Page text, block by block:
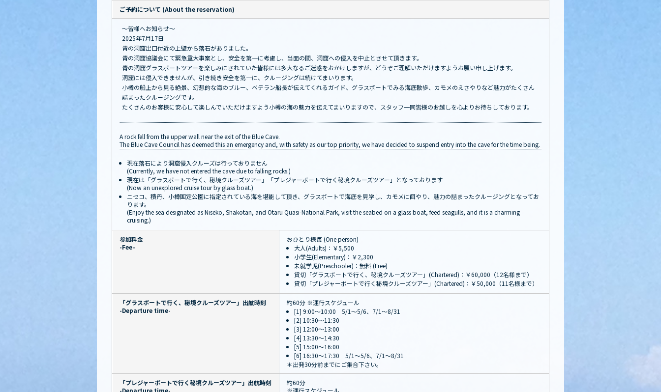
ご予約について (About the reservation)
～皆様へお知らせ～
2025年7月17日
青の洞窟出口付近の上壁から落石がありました。
青の洞窟協議会にて緊急重大事案とし、安全を第一に考慮し、当面の間、洞窟への侵入を中止とさせて頂きます。
青の洞窟グラスボートツアーを楽しみにされていた皆様には多大なるご迷惑をおかけしますが、どうぞご理解いただけますようお願い申し上げます。
洞窟には侵入できませんが、引き続き安全を第一に、クルージングは続けてまいります。
小樽の船上から見る絶景、幻想的な海のブルー、ベテラン船長が伝えてくれるガイド、グラスボートでみる海底散歩、カモメのえさやりなど魅力がたくさん
詰まったクルージングです。
たくさんのお客様に安心して楽しんでいただけますよう小樽の海の魅力を伝えてまいりますので、スタッフ一同皆様のお越しを心よりお待ちしております。
A rock fell from the upper wall near the exit of the Blue Cave.
The Blue Cave Council has deemed this an emergency and, with safety as our top priority, we have decided to suspend entry into the cave for the time being.
現在落石により洞窟侵入クルーズは行っておりません
(Currently, we have not entered the cave due to falling rocks.)
現在は「グラスボートで行く、秘境クルーズツアー」「プレジャーボートで行く秘境クルーズツアー」となっております
(Now an unexplored cruise tour by glass boat.)
ニセコ、積丹、小樽国定公園に指定されている海を堪能して頂き、グラスボートで海底を見学し、カモメに餌やり、魅力の詰まったクルージングとなってお
ります。
(Enjoy the sea designated as Niseko, Shakotan, and Otaru Quasi-National Park, visit the seabed on a glass boat, feed seagulls, and it is a charming
cruising.)
参加料金
-Fee–
おひとり様毎 (One person)
大人(Adults)：￥5,500
小学生(Elementary)：￥2,300
未就学児(Preschooler)：無料 (Free)
貸切「グラスボートで行く、秘境クルーズツアー」(Chartered)：￥60,000（12名様まで）
貸切「プレジャーボートで行く秘境クルーズツアー」(Chartered)：￥50,000（11名様まで）
「グラスボートで行く、秘境クルーズツアー」出航時刻
-Departure time-
約60分 ※運行スケジュール
[1] 9:00～10:00 5/1～5/6、7/1～8/31
[2] 10:30～11:30
[3] 12:00～13:00
[4] 13:30～14:30
[5] 15:00～16:00
[6] 16:30～17:30 5/1～5/6、7/1～8/31
＊出発30分前までにご集合下さい。
「プレジャーボートで行く秘境クルーズツアー」出航時刻
-Departure time-
約60分
※運行スケジュール